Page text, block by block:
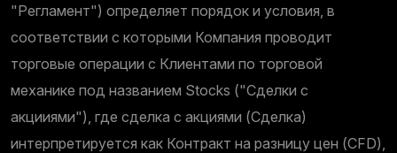
"Регламент") определяет порядок и условия, в
соответствии с которыми Компания проводит
торговые операции с Клиентами по торговой
механике под названием Stocks ("Сделки с
акцииями"), где сделка с акциями (Сделка)
интерпретируется как Контракт на разницу цен (CFD),